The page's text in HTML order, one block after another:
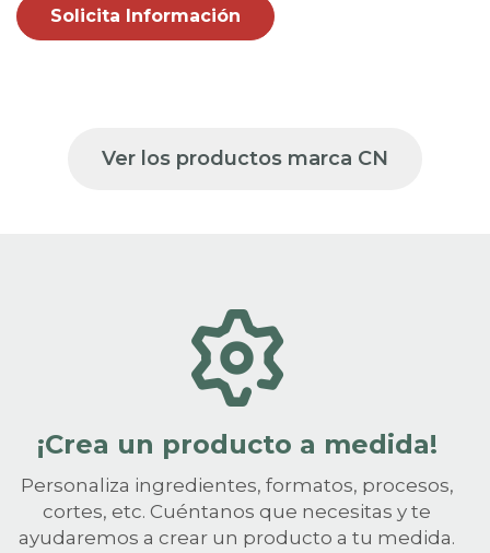
Solicita Información
Ver los productos marca CN
¡Crea un producto a medida!
Personaliza ingredientes, formatos, procesos,
cortes, etc. Cuéntanos que necesitas y te
ayudaremos a crear un producto a tu medida.